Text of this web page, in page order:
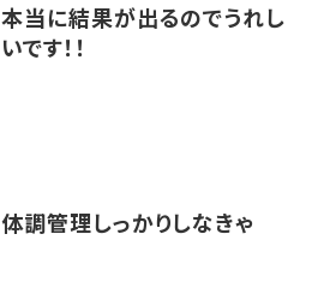
本当に結果が出るのでうれし
いです！！
体調管理しっかりしなきゃ